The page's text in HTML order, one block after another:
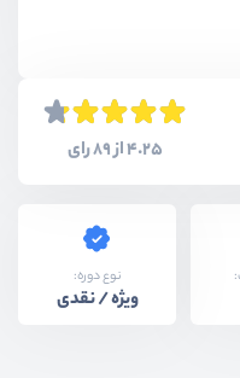
4.25 از 89 رای
نوع دوره:
ویژه / نقدی